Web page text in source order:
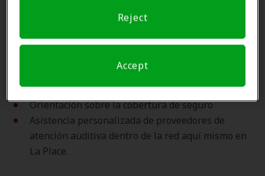
Reject
Accept
Use las Ventajas de los Miembros de Amplifon para:
Ahorros exclusivos en audífonos, hasta un 70% de
descuento en los precios de venta al público
Orientación sobre la cobertura de seguro
Asistencia personalizada de proveedores de
atención auditiva dentro de la red aquí mismo en
La Place.